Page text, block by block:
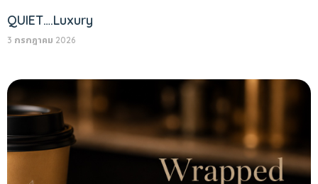
QUIET….Luxury
3 กรกฎาคม 2026